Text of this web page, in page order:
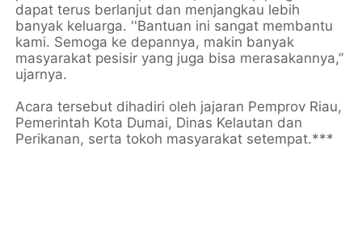
dapat terus berlanjut dan menjangkau lebih
banyak keluarga. ''Bantuan ini sangat membantu
kami. Semoga ke depannya, makin banyak
masyarakat pesisir yang juga bisa merasakannya,”
ujarnya.
Acara tersebut dihadiri oleh jajaran Pemprov Riau,
Pemerintah Kota Dumai, Dinas Kelautan dan
Perikanan, serta tokoh masyarakat setempat.***